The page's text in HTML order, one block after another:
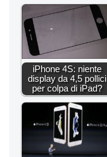
iPhone 4S: niente
display da 4,5 pollici
per colpa di iPad?